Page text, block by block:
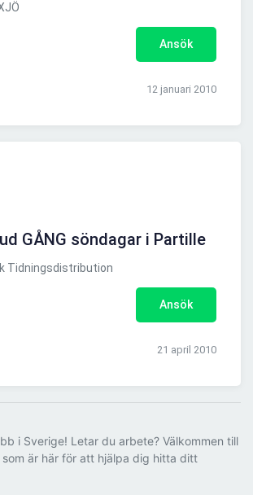
Ansök
12 januari 2010
GÅNG söndagar i Partille
Tidningsdistribution
Ansök
21 april 2010
i Sverige! Letar du arbete? Välkommen till
är här för att hjälpa dig hitta ditt